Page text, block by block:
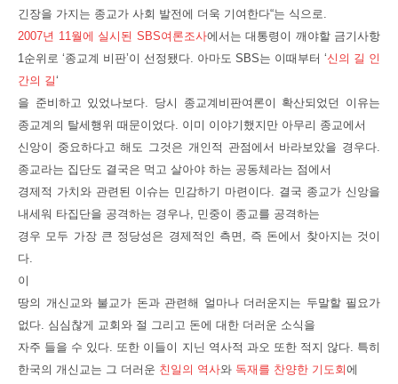
긴장을 가지는 종교가 사회 발전에 더욱 기여한다“는 식으로.
2007년 11월에 실시된 SBS여론조사에서는 대통령이 깨야할 금기사항
1순위로 ‘종교계 비판’이 선정됐다. 아마도 SBS는 이때부터 ‘신의 길 인
간의 길‘
을 준비하고 있었나보다. 당시 종교계비판여론이 확산되었던 이유는
종교계의 탈세행위 때문이었다. 이미 이야기했지만 아무리 종교에서
신앙이 중요하다고 해도 그것은 개인적 관점에서 바라보았을 경우다.
종교라는 집단도 결국은 먹고 살아야 하는 공동체라는 점에서
경제적 가치와 관련된 이슈는 민감하기 마련이다. 결국 종교가 신앙을
내세워 타집단을 공격하는 경우나, 민중이 종교를 공격하는
경우 모두 가장 큰 정당성은 경제적인 측면, 즉 돈에서 찾아지는 것이
다.
이
땅의 개신교와 불교가 돈과 관련해 얼마나 더러운지는 두말할 필요가
없다. 심심찮게 교회와 절 그리고 돈에 대한 더러운 소식을
자주 들을 수 있다. 또한 이들이 지닌 역사적 과오 또한 적지 않다. 특히
한국의 개신교는 그 더러운 친일의 역사와 독재를 찬양한 기도회에